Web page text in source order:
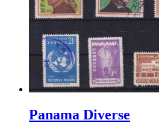
Panama Diverse